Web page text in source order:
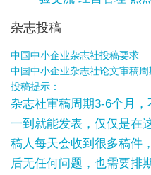
杂志投稿
中国中小企业杂志社投稿要求
中国中小企业杂志社论文审稿周
投稿提示：
杂志社审稿周期3-6个月
一到就能发表，仅仅是在
稿人每天会收到很多稿件
后无任何问题，也需要排